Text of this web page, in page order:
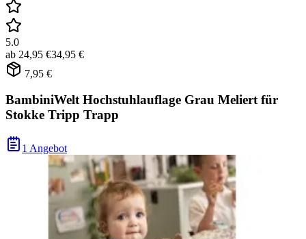
5.0
ab 24,95 €34,95 €
7,95 €
BambiniWelt Hochstuhlauflage Grau Meliert für
Stokke Tripp Trapp
1 Angebot